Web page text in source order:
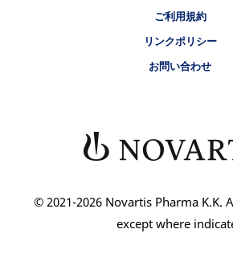
ご利用規約
リンクポリシー
お問い合わせ
© 2021-2026 Novartis Pharma K.K.
except where